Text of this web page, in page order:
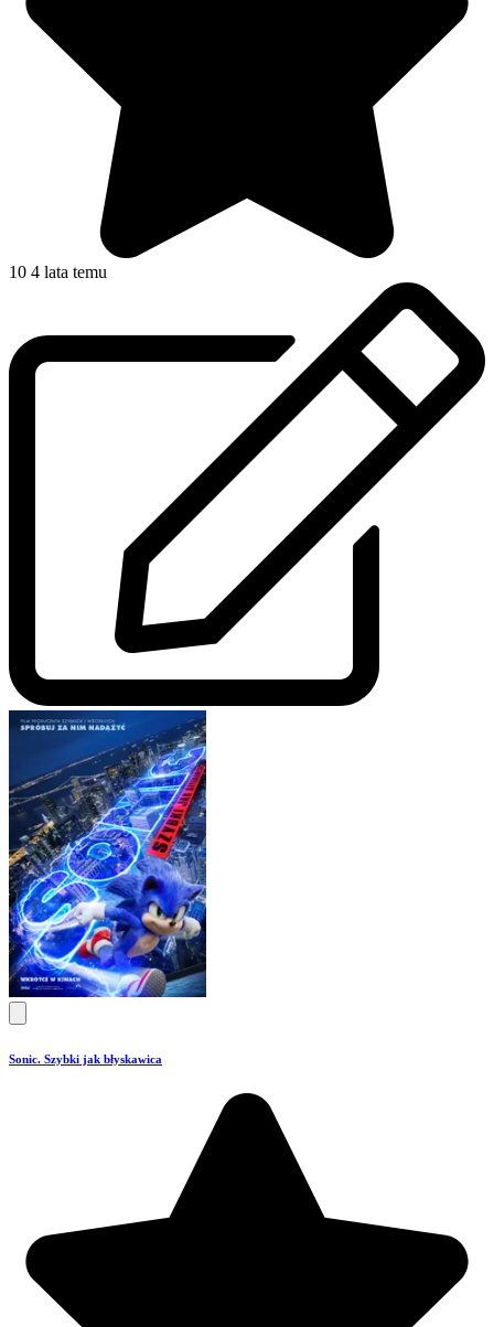
10 4 lata temu
Sonic. Szybki jak błyskawica